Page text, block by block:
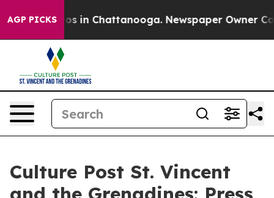
AGP PICKS
Chaos in Chattanooga. Newspaper Owner
Culture Post St. Vincent